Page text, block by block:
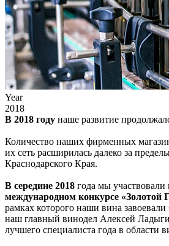
Year
2018
В 2018 году наше развитие
Количество наших фирменных
их сеть расширилась далеко за
Краснодарского Края.
В середине 2018 года мы
международном конкурсе «Золотой
рамках которого наши вина
наш главный винодел Алексей
лучшего специалиста года в области